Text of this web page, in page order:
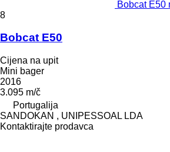
Bobcat E50
8
Bobcat E50
Cijena na upit
Mini bager
2016
3.095 m/č
Portugalija
SANDOKAN , UNIPESSOAL LDA
Kontaktirajte prodavca